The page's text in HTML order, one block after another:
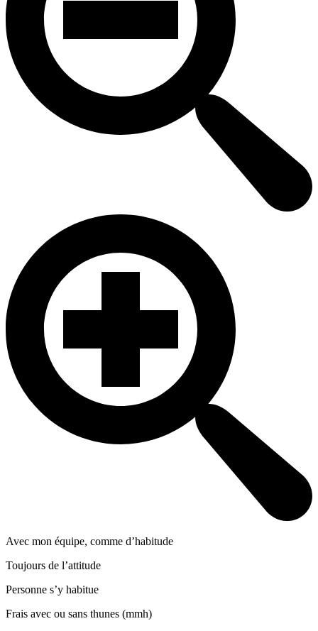
Avec mon équipe, comme d’habitude
Toujours de l’attitude
Personne s’y habitue
Frais avec ou sans thunes (mmh)